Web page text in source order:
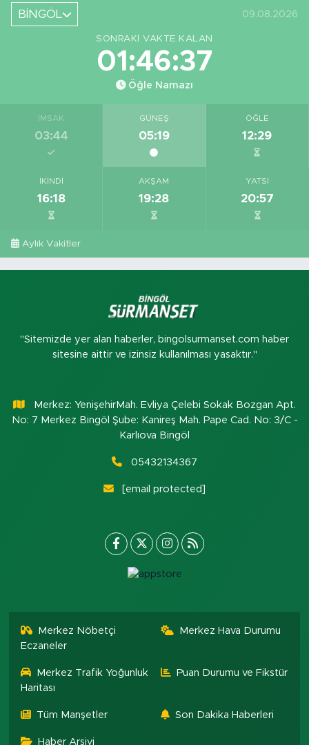
Ediyor
BİNGÖL 09.08.2026
SONRAKI VAKTE KALAN
01:46:37
Öğle Namazı
İMSAK
03:44
GÜNEŞ
05:19
ÖĞLE
12:29
İKINDI
16:18
AKŞAM
19:28
YATSI
20:57
Aylık Vakitler
"Sitemizde yer alan haberler, bingolsurmanset.com haber
sitesine aittir ve izinsiz kullanılması yasaktır."
Merkez: YenişehirMah. Evliya Çelebi Sokak Bozgan Apt.
No: 7 Merkez Bingöl Şube: Kanireş Mah. Pape Cad. No: 3/C -
Karlıova Bingöl
05432134367
[email protected]
Merkez Nöbetçi
Eczaneler
Merkez Hava Durumu
Merkez Trafik Yoğunluk
Haritası
Puan Durumu ve Fikstür
Tüm Manşetler Son Dakika Haberleri
Haber Arşivi